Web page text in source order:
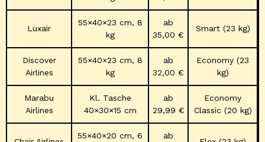
Luxair
55×40×23 cm, 8
kg
ab
35,00 €
Smart (23 kg)
Discover
Airlines
55×40×23 cm, 8
kg
ab
32,00 €
Economy (23
kg)
Marabu
Airlines
Kl. Tasche
40×30×15 cm
ab
29,99 €
Economy
Classic (20 kg)
55×40×20 cm, 6
ab